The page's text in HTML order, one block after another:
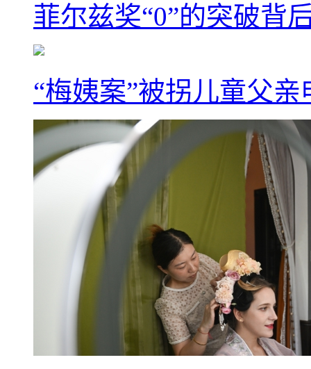
菲尔兹奖“0”的突破背
“梅姨案”被拐儿童父